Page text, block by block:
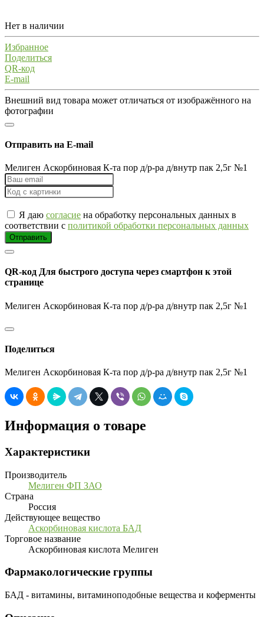
Нет в наличии
Избранное
Поделиться
QR-код
E-mail
Внешний вид товара может отличаться от изображённого на
фотографии
Отправить на E-mail
Мелиген Аскорбиновая К-та пор д/р-ра д/внутр пак 2,5г №1
Я даю согласие на обработку персональных данных в
соответствии с политикой обработки персональных данных
Отправить
QR-код Для быстрого доступа через смартфон к этой
странице
Мелиген Аскорбиновая К-та пор д/р-ра д/внутр пак 2,5г №1
Поделиться
Мелиген Аскорбиновая К-та пор д/р-ра д/внутр пак 2,5г №1
Информация о товаре
Характеристики
Производитель
Мелиген ФП ЗАО
Страна
Россия
Действующее вещество
Аскорбиновая кислота БАД
Торговое название
Аскорбиновая кислота Мелиген
Фармакологические группы
БАД - витамины, витаминоподобные вещества и коферменты